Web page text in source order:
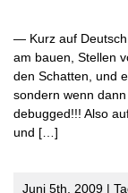
— Kurz auf
am bauen, Stellen
den Schatten, und
sondern wenn
debugged!!! Also
und […]
Juni 5th, 2009 |